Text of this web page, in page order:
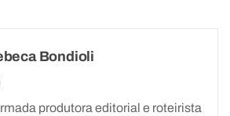
Bondioli
produtora editorial e roteirista